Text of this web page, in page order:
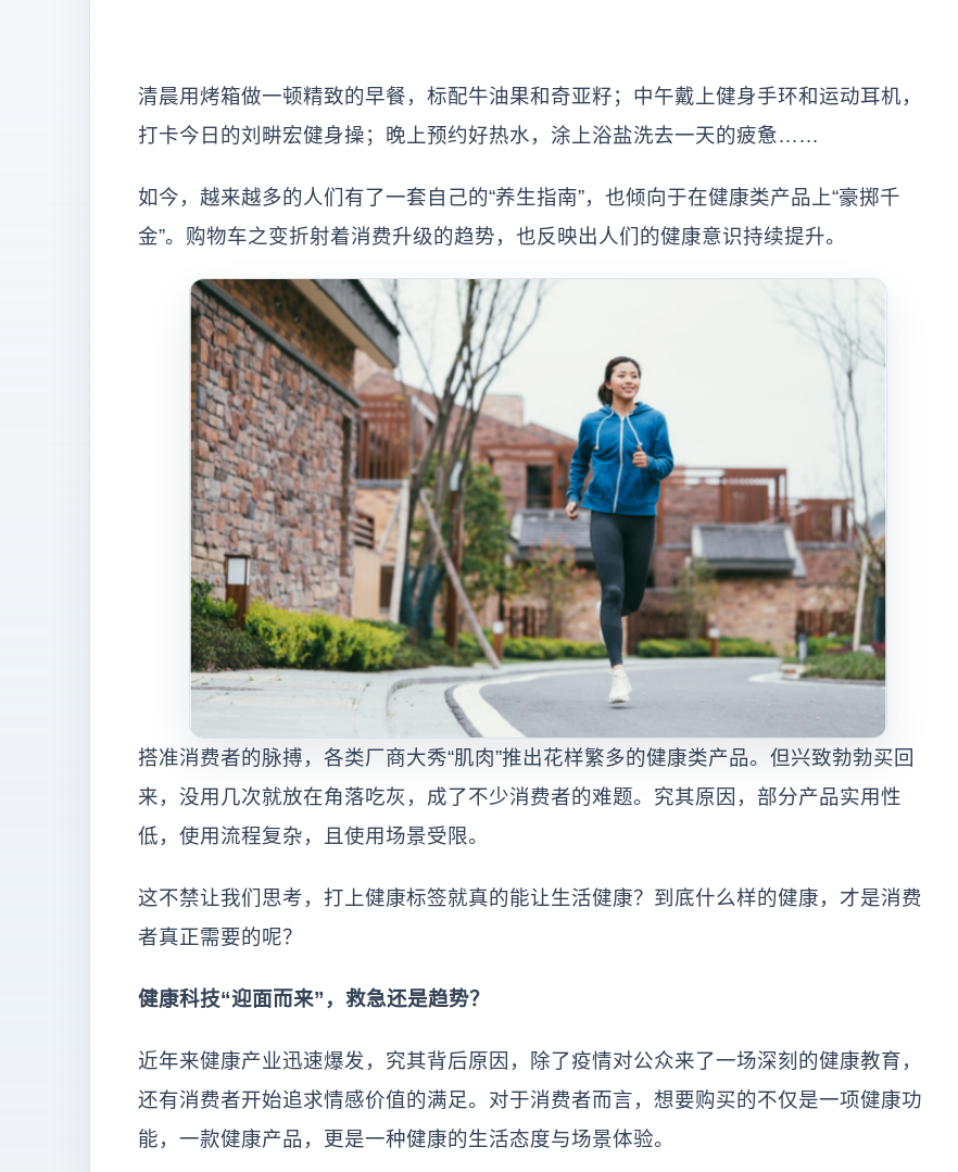
清晨用烤箱做一顿精致的早餐，标配牛油果和奇亚籽；中午戴上健身手环和运动耳机，
打卡今日的刘畊宏健身操；晚上预约好热水，涂上浴盐洗去一天的疲惫……
如今，越来越多的人们有了一套自己的“养生指南”，也倾向于在健康类产品上“豪掷千
金”。购物车之变折射着消费升级的趋势，也反映出人们的健康意识持续提升。
搭准消费者的脉搏，各类厂商大秀“肌肉”推出花样繁多的健康类产品。但兴致勃勃买回
来，没用几次就放在角落吃灰，成了不少消费者的难题。究其原因，部分产品实用性
低，使用流程复杂，且使用场景受限。
这不禁让我们思考，打上健康标签就真的能让生活健康？到底什么样的健康，才是消费
者真正需要的呢？
健康科技“迎面而来”，救急还是趋势？
近年来健康产业迅速爆发，究其背后原因，除了疫情对公众来了一场深刻的健康教育，
还有消费者开始追求情感价值的满足。对于消费者而言，想要购买的不仅是一项健康功
能，一款健康产品，更是一种健康的生活态度与场景体验。